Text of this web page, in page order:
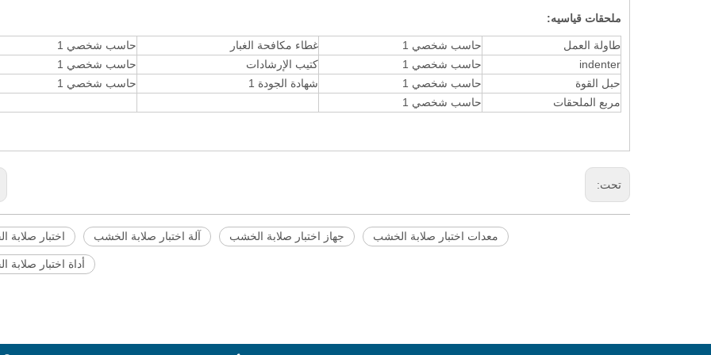
ملحقات قياسيه:
طاولة العمل حاسب شخصي 1 غطاء مكافحة الغبار
حاسب شخصي 1
indenter
حاسب شخصي 1 كتيب الإرشادات
حاسب شخصي 1
حبل القوة
حاسب شخصي 1 شهادة الجودة 1
حاسب شخصي 1
مربع الملحقات
حاسب شخصي 1
تحت:
اختبار صلابة آلة اختبار صلابة الخشب جهاز اختبار صلابة الخشب معدات اختبار صلابة الخشب
أداة اختبار صلابة